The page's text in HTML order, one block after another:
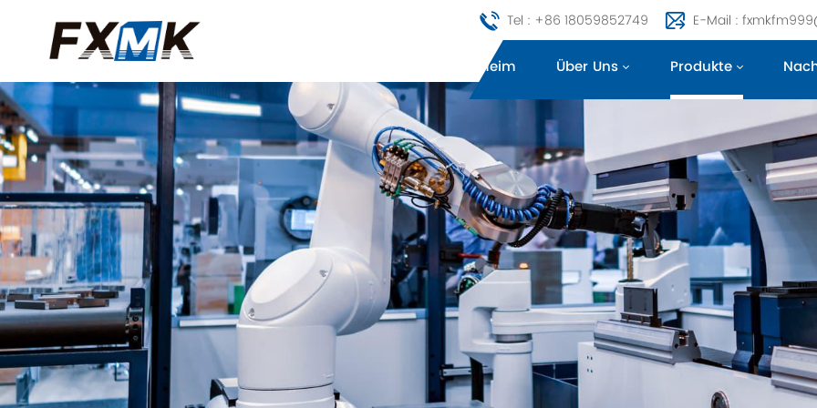
Tel : +86 18059852749 E-Mail :
Heim Über Uns Produkte